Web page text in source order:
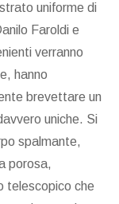
uniforme di
Faroldi e
verranno
hanno
brevettare un
uniche. Si
spalmante,
porosa,
telescopico che